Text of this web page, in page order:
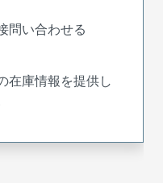
問い合わせる
在庫情報を提供し